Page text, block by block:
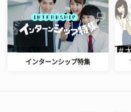
インターンシップ特集